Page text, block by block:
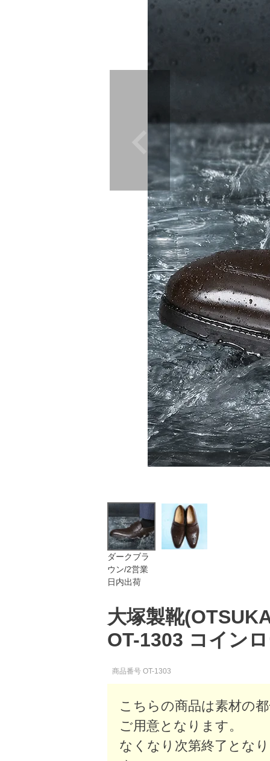
ダークブラ
ウン/2営業
日内出荷
大塚製靴
OT-1303 コイン
商品番号 OT-1303
こちらの商品は素材の
ご用意となります。
なくなり次第終了とな